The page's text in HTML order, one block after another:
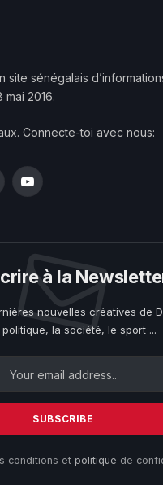
site sénégalais
2016.
Connecte-toi avec nous:
YouTube
à la
nouvelles créatives de
la société, le sport ...
conditions et politique de